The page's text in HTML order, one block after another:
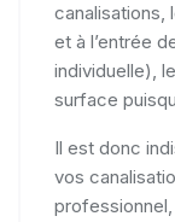
canalisations,
et à l’entrée
individuelle),
surface
Il est donc
vos